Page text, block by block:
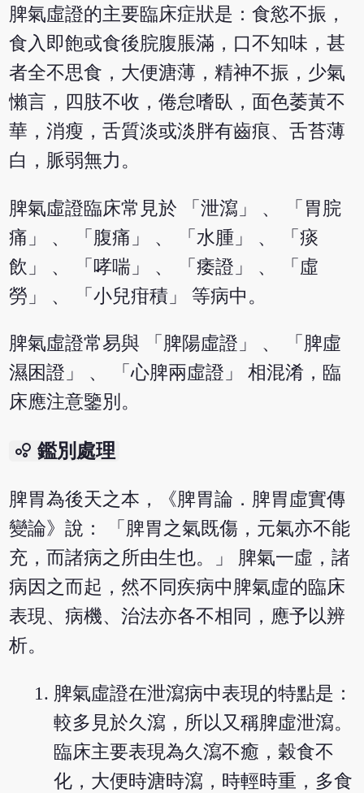
脾氣虛證的主要臨床症狀是：食慾不振，
食入即飽或食後脘腹脹滿，口不知味，甚
者全不思食，大便溏薄，精神不振，少氣
懶言，四肢不收，倦怠嗜臥，面色萎黃不
華，消瘦，舌質淡或淡胖有齒痕、舌苔薄
白，脈弱無力。
脾氣虛證臨床常見於 「泄瀉」 、 「胃脘
痛」 、 「腹痛」 、 「水腫」 、 「痰
飲」 、 「哮喘」 、 「痿證」 、 「虛
勞」 、 「小兒疳積」 等病中。
脾氣虛證常易與 「脾陽虛證」 、 「脾虛
濕困證」 、 「心脾兩虛證」 相混淆，臨
床應注意鑒別。
bubble_chart 鑑別處理
脾胃為後天之本，《脾胃論．脾胃虛實傳
變論》說： 「脾胃之氣既傷，元氣亦不能
充，而諸病之所由生也。」 脾氣一虛，諸
病因之而起，然不同疾病中脾氣虛的臨床
表現、病機、治法亦各不相同，應予以辨
析。
脾氣虛證在泄瀉病中表現的特點是：
較多見於久瀉，所以又稱脾虛泄瀉。
臨床主要表現為久瀉不癒，穀食不
化，大便時溏時瀉，時輕時重，多食